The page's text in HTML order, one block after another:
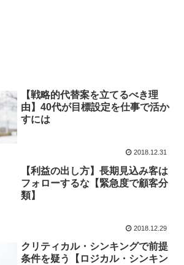
【戦略的代替案を立てるべき理
由】40代が目標設定を仕事で活か
すには
2018.12.31
【利益の出し方】長期見込み客は
フォローするな【緊急度で顧客分
類】
2018.12.29
クリティカル・シンキングで前提
条件を疑う【ロジカル・シンキン